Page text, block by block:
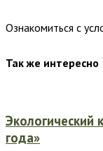
Ознакомиться с
Так же интересно
Экологический
года»